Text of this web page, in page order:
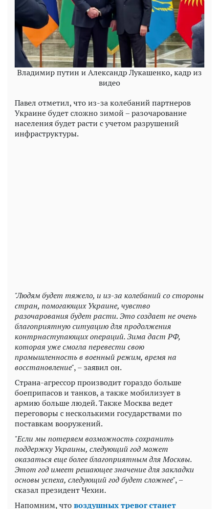
Владимир путин и Александр Лукашенко, кадр из
видео
Павел отметил, что из-за колебаний партнеров
Украине будет сложно зимой – разочарование
населения будет расти с учетом разрушений
инфраструктуры.
"Людям будет тяжело, и из-за колебаний со стороны
стран, помогающих Украине, чувство
разочарования будет расти. Это создает не очень
благоприятную ситуацию для продолжения
контрнаступающих операций. Зима даст РФ,
которая уже смогла перевести свою
промышленность в военный режим, время на
восстановление", – заявил он.
Страна-агрессор производит гораздо больше
боеприпасов и танков, а также мобилизует в
армию больше людей. Также Москва ведет
переговоры с несколькими государствами по
поставкам вооружений.
"Если мы потеряем возможность сохранить
поддержку Украины, следующий год может
оказаться еще более благоприятным для Москвы.
Этот год имеет решающее значение для закладки
основы успеха, следующий год будет сложнее", –
сказал президент Чехии.
Напомним, чтовоздушных тревог станет